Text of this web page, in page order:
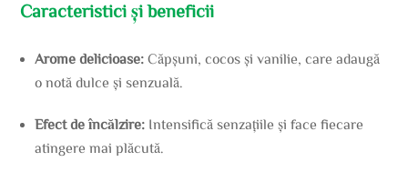
Caracteristici și beneficii
Arome delicioase: Căpșuni, cocos și vanilie, care adaugă
o notă dulce și senzuală.
Efect de încălzire: Intensifică senzațiile și face fiecare
atingere mai plăcută.